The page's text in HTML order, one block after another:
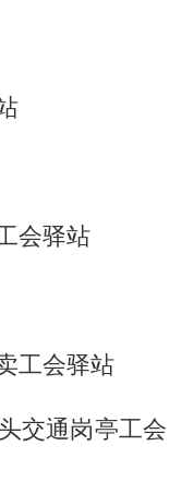
会驿站
工会驿站
交通岗亭工会